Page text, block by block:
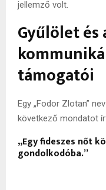
jellemző volt.
Gyűlölet
támogatói
Egy „Fodor Zlotan”
következő mondatot
„Egy fideszes nőt
gondolkodóba.”